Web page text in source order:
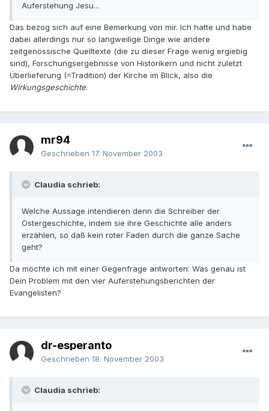
Auferstehung Jesu...
Das bezog sich auf eine Bemerkung von mir. Ich hatte und habe
dabei allerdings nur so langweilige Dinge wie andere
zeitgenössische Quelltexte (die zu dieser Frage wenig ergiebig
sind), Forschungsergebnisse von Historikern und nicht zuletzt
Überlieferung (=Tradition) der Kirche im Blick, also die
Wirkungsgeschichte.
mr94
Geschrieben 17. November 2003
Claudia schrieb:
Welche Aussage intendieren denn die Schreiber der
Ostergeschichte, indem sie ihre Geschichte alle anders
erzählen, so daß kein roter Faden durch die ganze Sache
geht?
Da möchte ich mit einer Gegenfrage antworten: Was genau ist
Dein Problem mit den vier Auferstehungsberichten der
Evangelisten?
dr-esperanto
Geschrieben 18. November 2003
Claudia schrieb: